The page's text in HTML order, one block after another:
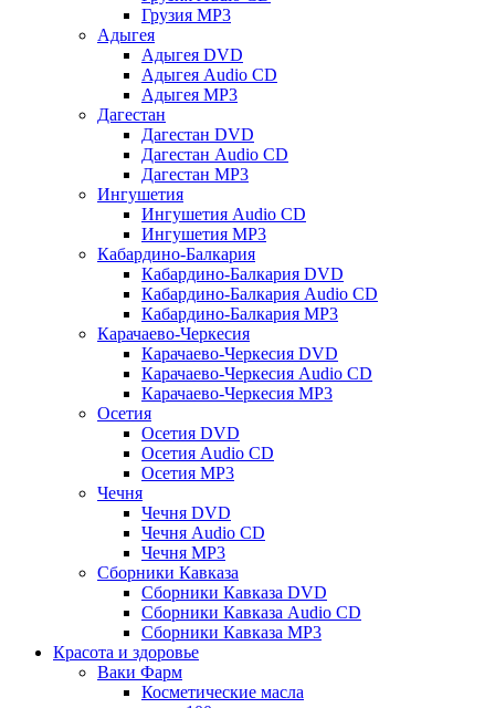
Грузия MP3
Адыгея
Адыгея DVD
Адыгея Audio CD
Адыгея MP3
Дагестан
Дагестан DVD
Дагестан Audio CD
Дагестан MP3
Ингушетия
Ингушетия Audio CD
Ингушетия MP3
Кабардино-Балкария
Кабардино-Балкария DVD
Кабардино-Балкария Audio CD
Кабардино-Балкария MP3
Карачаево-Черкесия
Карачаево-Черкесия DVD
Карачаево-Черкесия Audio CD
Карачаево-Черкесия MP3
Осетия
Осетия DVD
Осетия Audio CD
Осетия MP3
Чечня
Чечня DVD
Чечня Audio CD
Чечня MP3
Сборники Кавказа
Сборники Кавказа DVD
Сборники Кавказа Audio CD
Сборники Кавказа MP3
Красота и здоровье
Ваки Фарм
Косметические масла